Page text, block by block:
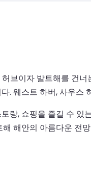
브이자 발트해를 건
. 웨스트 하버, 사우
랑, 쇼핑을 즐길 수
해안의 아름다운 전